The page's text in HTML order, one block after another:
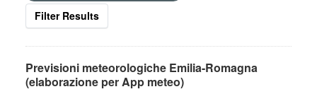
Filter Results
Previsioni meteorologiche Emilia-Romagna
(elaborazione per App meteo)